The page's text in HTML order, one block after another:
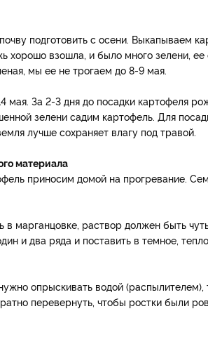
подготовить с осени. Выкапываем
хорошо взошла, и было много зелени, ее
мы ее не трогаем до 8-9 мая.
За 2-3 дня до посадки картофеля
зелени садим картофель. Для
лучше сохраняет влагу под травой.
материала
приносим домой на прогревание.
марганцовке, раствор должен быть
и два ряда и поставить в темное,
опрыскивать водой (распылителем),
перевернуть, чтобы ростки были